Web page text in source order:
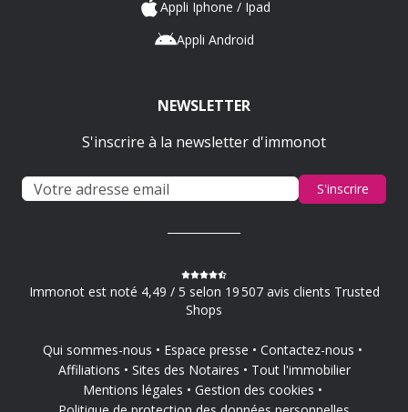
Appli Iphone / Ipad
Appli Android
NEWSLETTER
S'inscrire à la newsletter d'immonot
S'inscrire
Immonot est noté 4,49 / 5 selon 19 507 avis clients Trusted
Shops
Qui sommes-nous Espace presse
Contactez-nous
Affiliations
Sites des Notaires
Tout l'immobilier
Mentions légales
Gestion des cookies